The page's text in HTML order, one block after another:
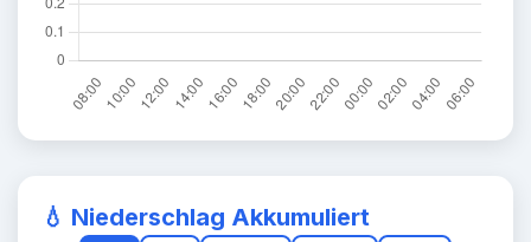
💧 Niederschlag Akkumuliert